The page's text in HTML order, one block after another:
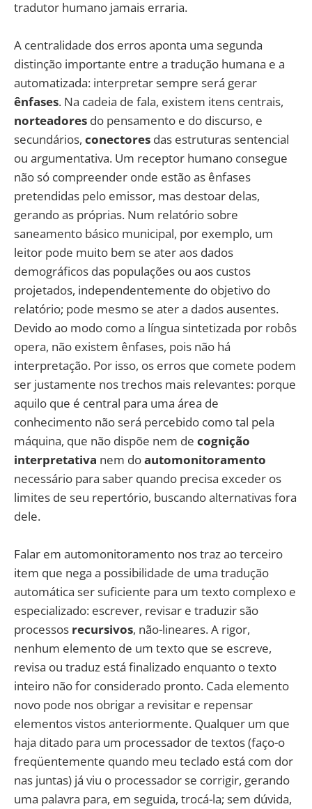
tradutor humano jamais erraria.
A centralidade dos erros aponta uma segunda
distinção importante entre a tradução humana e a
automatizada: interpretar sempre será gerar
ênfases. Na cadeia de fala, existem itens centrais,
norteadores do pensamento e do discurso, e
secundários, conectores das estruturas sentencial
ou argumentativa. Um receptor humano consegue
não só compreender onde estão as ênfases
pretendidas pelo emissor, mas destoar delas,
gerando as próprias. Num relatório sobre
saneamento básico municipal, por exemplo, um
leitor pode muito bem se ater aos dados
demográficos das populações ou aos custos
projetados, independentemente do objetivo do
relatório; pode mesmo se ater a dados ausentes.
Devido ao modo como a língua sintetizada por robôs
opera, não existem ênfases, pois não há
interpretação. Por isso, os erros que comete podem
ser justamente nos trechos mais relevantes: porque
aquilo que é central para uma área de
conhecimento não será percebido como tal pela
máquina, que não dispõe nem de cognição
interpretativa nem doautomonitoramento
necessário para saber quando precisa exceder os
limites de seu repertório, buscando alternativas fora
dele.
Falar em automonitoramento nos traz ao terceiro
item que nega a possibilidade de uma tradução
automática ser suficiente para um texto complexo e
especializado: escrever, revisar e traduzir são
processos recursivos, não-lineares. A rigor,
nenhum elemento de um texto que se escreve,
revisa ou traduz está finalizado enquanto o texto
inteiro não for considerado pronto. Cada elemento
novo pode nos obrigar a revisitar e repensar
elementos vistos anteriormente. Qualquer um que
haja ditado para um processador de textos (faço-o
freqüentemente quando meu teclado está com dor
nas juntas) já viu o processador se corrigir, gerando
uma palavra para, em seguida, trocá-la; sem dúvida,